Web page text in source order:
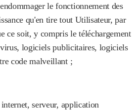
le fonctionnement des
qu'en tire tout Utilisateur, par
ce soit, y compris le téléchargement
logiciels publicitaires, logiciels
code malveillant ;
serveur, application